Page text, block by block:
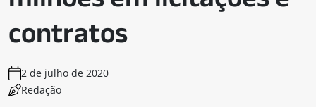
contratos
2 de julho de 2020
Redação